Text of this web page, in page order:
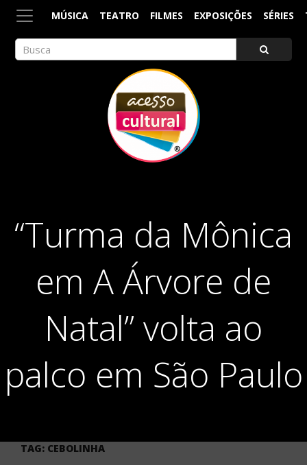
MÚSICA TEATRO FILMES EXPOSIÇÕES SÉRIES
“Turma da Mônica
em A Árvore de
Natal” volta ao
palco em São Paulo
TAG: CEBOLINHA